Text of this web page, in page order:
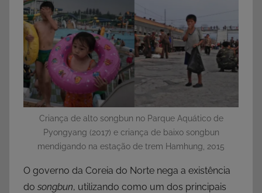
Criança de alto songbun no Parque Aquático de
Pyongyang (2017) e criança de baixo songbun
mendigando na estação de trem Hamhung, 2015
O governo da Coreia do Norte nega a existência
do songbun, utilizando como um dos principais